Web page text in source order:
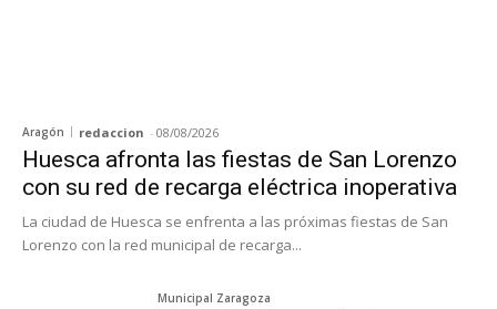
Aragón redaccion - 08/08/2026
Huesca afronta las fiestas de San Lorenzo
con su red de recarga eléctrica inoperativa
La ciudad de Huesca se enfrenta a las próximas fiestas de San
Lorenzo con la red municipal de recarga...
Municipal Zaragoza